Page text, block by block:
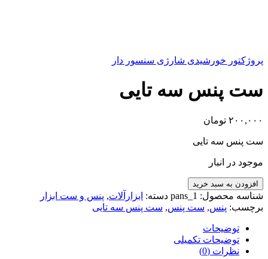
پروژکتور خورشیدی شارژی سنسور دار
ست پنس سه تایی
۲۰۰,۰۰۰ تومان
ست پنس سه تایی
موجود در انبار
ست
پنس
سه
افزودن به سبد خرید
شناسه محصول: pans_1 دسته: ابزارآلات, پنس و ست ابزار
برچسب: پنس, ست پنس, ست پنس سه تایی
توضیحات
توضیحات تکمیلی
نظرات (0)